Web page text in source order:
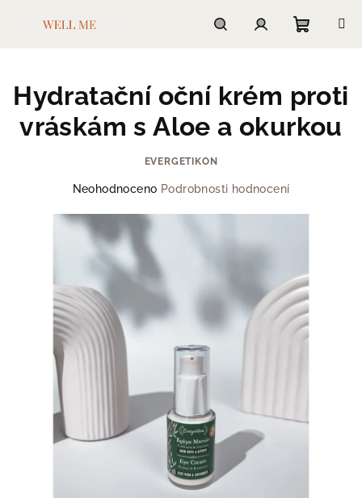
košík
Hydratační oční krém proti
vráskám s Aloe a okurkou
EVERGETIKON
hvězdiček.
Neohodnoceno Podrobnosti hodnocení